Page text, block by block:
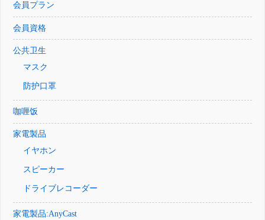
会員プラン
会員資格
公共卫生
マスク
防护口罩
咖喱饭
家電製品
イヤホン
スピーカー
ドライブレコーダー
家電製品:AnyCast